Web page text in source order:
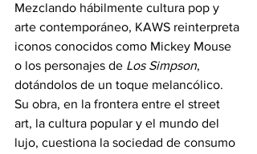
Mezclando hábilmente cultura pop y
arte contemporáneo, KAWS reinterpreta
iconos conocidos como Mickey Mouse
o los personajes de Los Simpson,
dotándolos de un toque melancólico.
Su obra, en la frontera entre el street
art, la cultura popular y el mundo del
lujo, cuestiona la sociedad de consumo